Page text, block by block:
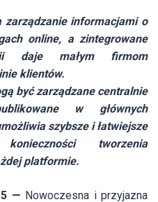
zarządzanie informacjami o
online, a zintegrowane
daje małym firmom
klientów.
być zarządzane centralnie
w głównych
szybsze i łatwiejsze
tworzenia
platformie.
— Nowoczesna i przyjazna